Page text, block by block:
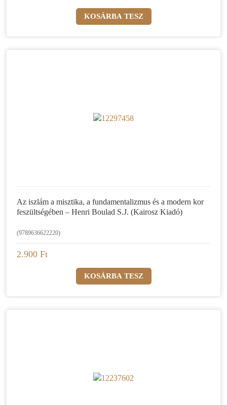
Az iszlám a misztika, a fundamentalizmus és a modern kor
feszültségében – Henri Boulad S.J. (Kairosz Kiadó)
(9789636622220)
2.900 Ft